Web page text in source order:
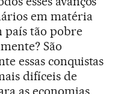
em matéria
país tão pobre
São
essas conquistas
difíceis de
as economias